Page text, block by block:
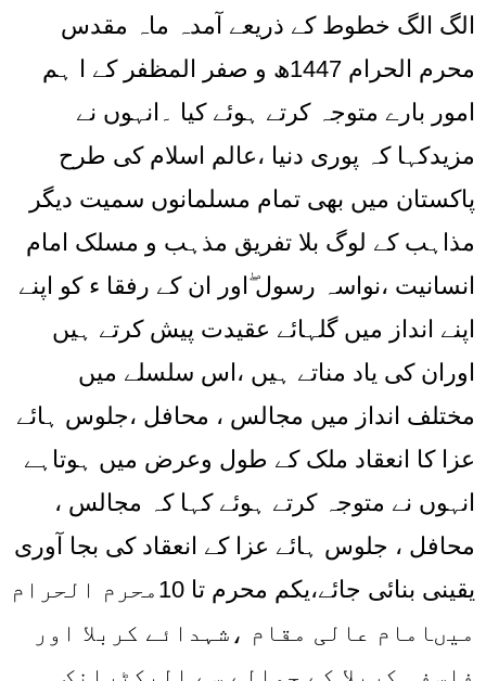
الگ الگ خطوط کے ذریعے آمدہ ماہ مقدس
محرم الحرام 1447ھ و صفر المظفر کے ا ہم
امور بارے متوجہ کرتے ہوئے کیا ۔انہوں نے
مزیدکہا کہ پوری دنیا ،عالم اسلام کی طرح
پاکستان میں بھی تمام مسلمانوں سمیت دیگر
مذاہب کے لوگ بلا تفریق مذہب و مسلک امام
انسانیت ،نواسہ رسول ۖاور ان کے رفقا ء کو اپنے
اپنے انداز میں گلہائے عقیدت پیش کرتے ہیں
اوران کی یاد مناتے ہیں ،اس سلسلے میں
مختلف انداز میں مجالس ، محافل ،جلوس ہائے
عزا کا انعقاد ملک کے طول وعرض میں ہوتاہے
انہوں نے متوجہ کرتے ہوئے کہا کہ مجالس ،
محافل ، جلوس ہائے عزا کے انعقاد کی بجا آوری
یقینی بنائی جائے،یکم محرم تا 10محرم الحرام
میںامام عالی مقام ،شہدائے کربلا اور